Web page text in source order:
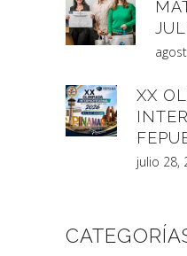
XX
julio 28,